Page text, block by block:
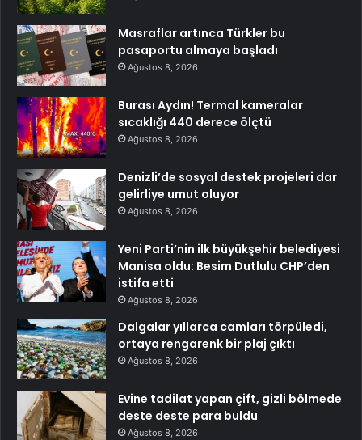
Masraflar artınca Türkler bu
pasaportu almaya başladı
Ağustos 8, 2026
Burası Aydın! Termal kameralar
sıcaklığı 440 derece ölçtü
Ağustos 8, 2026
Denizli’de sosyal destek projeleri dar
gelirliye umut oluyor
Ağustos 8, 2026
Yeni Parti’nin ilk büyükşehir belediyesi
Manisa oldu: Besim Dutlulu CHP’den
istifa etti
Ağustos 8, 2026
Dalgalar yıllarca camları törpüledi,
ortaya rengarenk bir plaj çıktı
Ağustos 8, 2026
Evine tadilat yapan çift, gizli bölmede
deste deste para buldu
Ağustos 8, 2026